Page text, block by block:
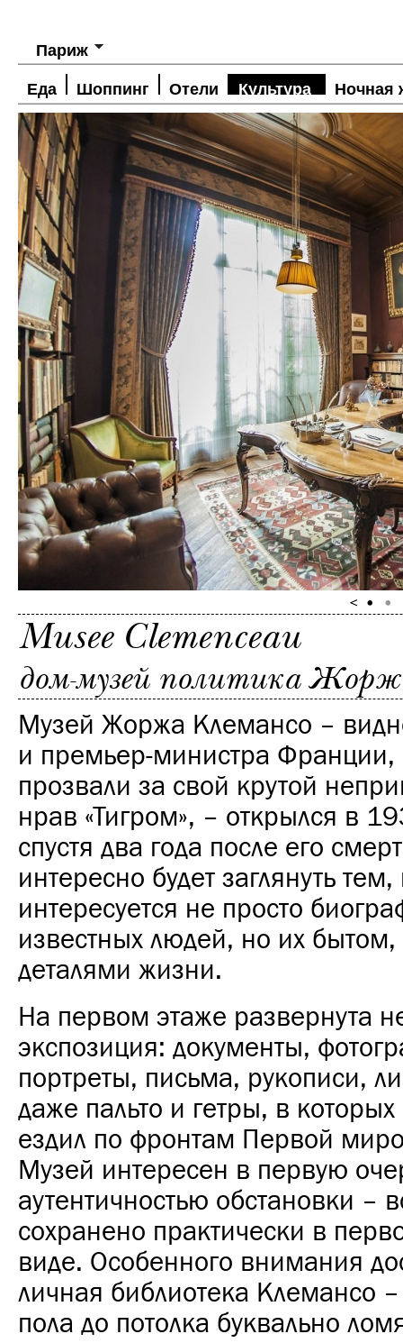
Париж
Еда Шоппинг Отели Культура Ночная
Musee Clemenceau
дом-музей политика
Музей Жоржа Клемансо –
и премьер-министра Франции,
прозвали за свой крутой
нрав «Тигром», – открылся в
спустя два года после его
интересно будет заглянуть тем,
интересуется не просто
известных людей, но их
деталями жизни.
На первом этаже развернута
экспозиция: документы,
портреты, письма, рукописи,
даже пальто и гетры, в
ездил по фронтам Первой
Музей интересен в первую
аутентичностью обстановки –
сохранено практически в
виде. Особенного внимания
личная библиотека Клемансо –
пола до потолка буквально